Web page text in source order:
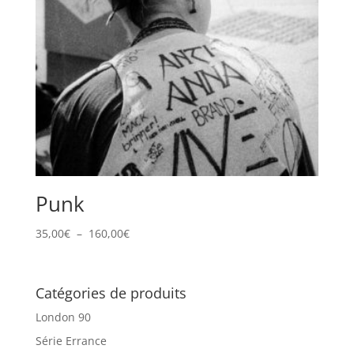
Punk
35,00€ – 160,00€Plage
35,00€
à
Catégories de produits
London 90
Série Errance